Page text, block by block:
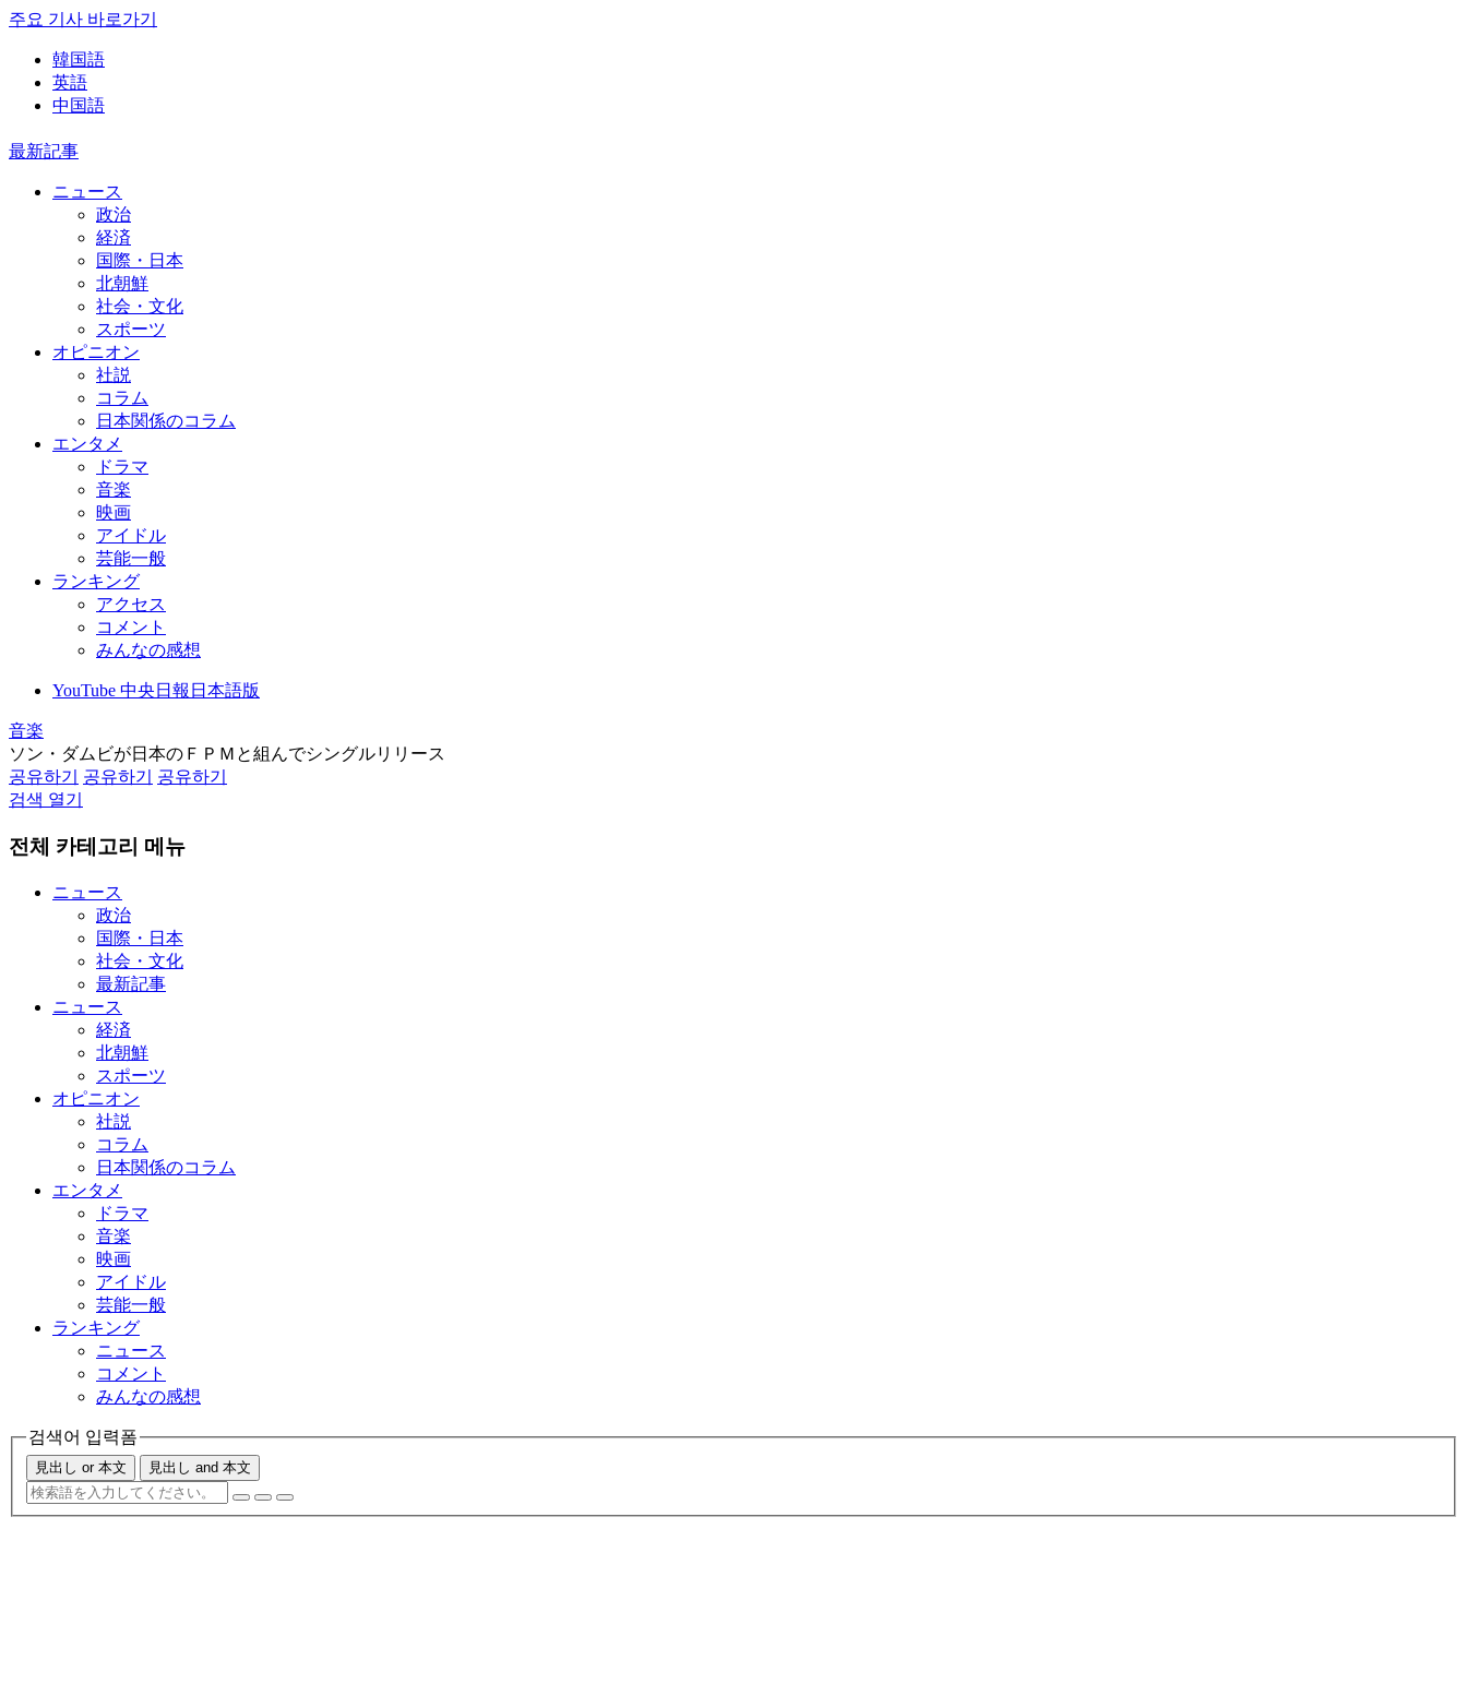
주요 기사 바로가기
韓国語
英語
中国語
最新記事
ニュース
政治
経済
国際・日本
北朝鮮
社会・文化
スポーツ
オピニオン
社説
コラム
日本関係のコラム
エンタメ
ドラマ
音楽
映画
アイドル
芸能一般
ランキング
アクセス
コメント
みんなの感想
YouTube 中央日報日本語版
音楽
ソン・ダムビが日本のＦＰＭと組んでシングルリリース
공유하기
공유하기
공유하기
검색 열기
전체 카테고리 메뉴
ニュース
政治
国際・日本
社会・文化
最新記事
ニュース
経済
北朝鮮
スポーツ
オピニオン
社説
コラム
日本関係のコラム
エンタメ
ドラマ
音楽
映画
アイドル
芸能一般
ランキング
ニュース
コメント
みんなの感想
검색어 입력폼
見出し or 本文 見出し and 本文